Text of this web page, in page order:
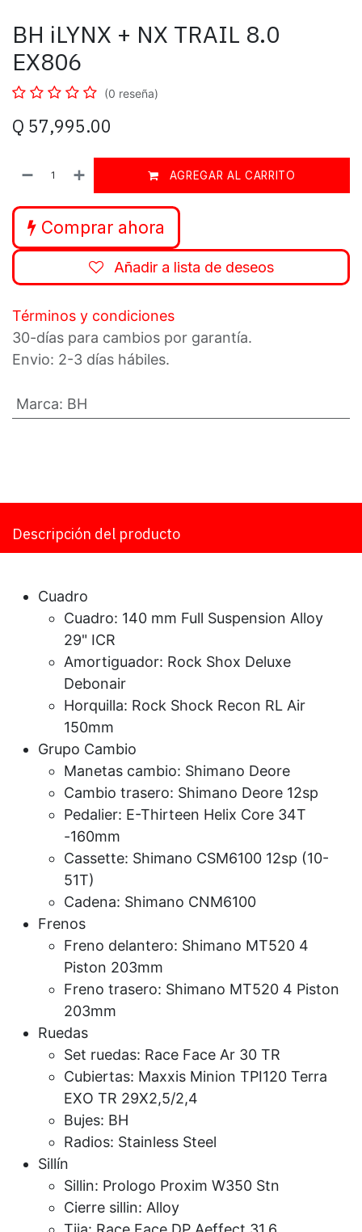
BH iLYNX + NX TRAIL 8.0
EX806
(0 reseña)
Q 57,995.00
AGREGAR AL CARRITO
Comprar ahora
Añadir a lista de deseos
Términos y condiciones
30-días para cambios por garantía.
Envio: 2-3 días hábiles.
Marca: BH
Descripción del producto
Cuadro
Cuadro: 140 mm Full Suspension Alloy
29" ICR
Amortiguador: Rock Shox Deluxe
Debonair
Horquilla: Rock Shock Recon RL Air
150mm
Grupo Cambio
Manetas cambio: Shimano Deore
Cambio trasero: Shimano Deore 12sp
Pedalier: E-Thirteen Helix Core 34T
-160mm
Cassette: Shimano CSM6100 12sp (10-
51T)
Cadena: Shimano CNM6100
Frenos
Freno delantero: Shimano MT520 4
Piston 203mm
Freno trasero: Shimano MT520 4 Piston
203mm
Ruedas
Set ruedas: Race Face Ar 30 TR
Cubiertas: Maxxis Minion TPI120 Terra
EXO TR 29X2,5/2,4
Bujes: BH
Radios: Stainless Steel
Sillín
Sillin: Prologo Proxim W350 Stn
Cierre sillin: Alloy